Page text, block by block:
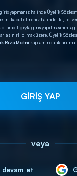
giriş yapmanız halinde Üyelik
kabul etmeniz halinde;
aracılığıyla giriş yapılmasının
sınırlı olmak üzere, Üyelik
Rıza Metni kapsamında
GİRİŞ YAP
veya
devam et